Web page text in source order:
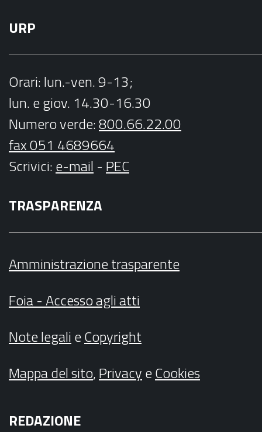
URP
Orari: lun.-ven. 9-13;
lun. e giov. 14.30-16.30
Numero verde:800.66.22.00
fax 051 4689664
Scrivici:e-mail - PEC
TRASPARENZA
Amministrazione trasparente
Foia - Accesso agli atti
Note legalieCopyright
Mappa del sito,PrivacyeCookies
REDAZIONE